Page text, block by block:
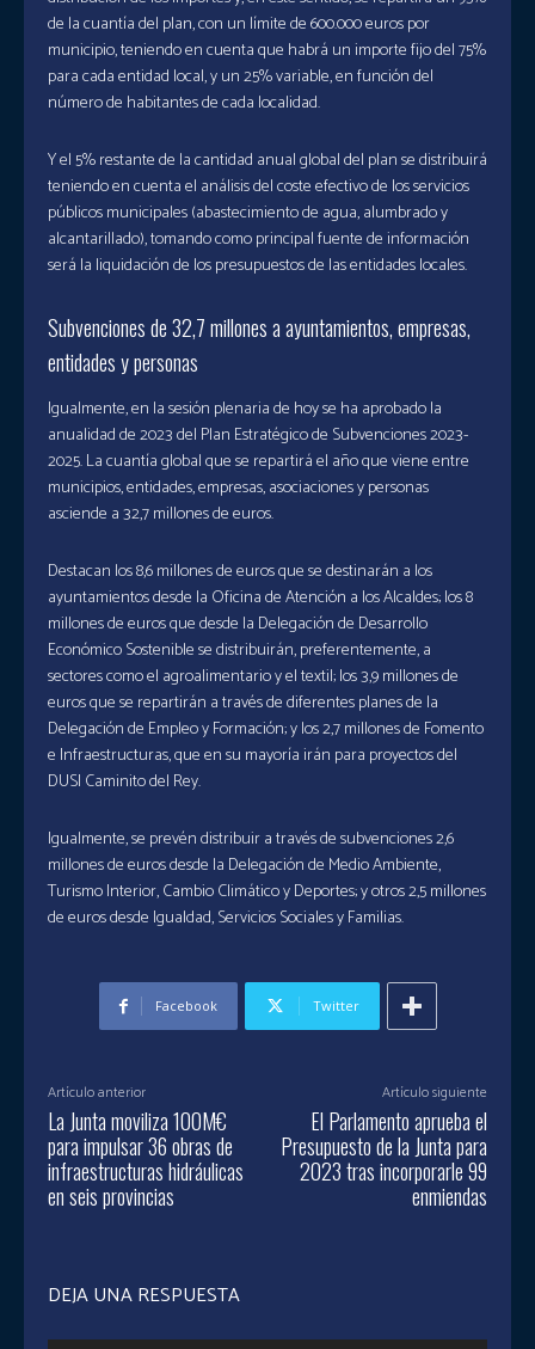
de la cuantía del plan, con un límite de 600.000 euros por
municipio, teniendo en cuenta que habrá un importe fijo del 75%
para cada entidad local, y un 25% variable, en función del
número de habitantes de cada localidad.
Y el 5% restante de la cantidad anual global del plan se distribuirá
teniendo en cuenta el análisis del coste efectivo de los servicios
públicos municipales (abastecimiento de agua, alumbrado y
alcantarillado), tomando como principal fuente de información
será la liquidación de los presupuestos de las entidades locales.
Subvenciones de 32,7 millones a ayuntamientos, empresas,
entidades y personas
Igualmente, en la sesión plenaria de hoy se ha aprobado la
anualidad de 2023 del Plan Estratégico de Subvenciones 2023-
2025. La cuantía global que se repartirá el año que viene entre
municipios, entidades, empresas, asociaciones y personas
asciende a 32,7 millones de euros.
Destacan los 8,6 millones de euros que se destinarán a los
ayuntamientos desde la Oficina de Atención a los Alcaldes; los 8
millones de euros que desde la Delegación de Desarrollo
Económico Sostenible se distribuirán, preferentemente, a
sectores como el agroalimentario y el textil; los 3,9 millones de
euros que se repartirán a través de diferentes planes de la
Delegación de Empleo y Formación; y los 2,7 millones de Fomento
e Infraestructuras, que en su mayoría irán para proyectos del
DUSI Caminito del Rey.
Igualmente, se prevén distribuir a través de subvenciones 2,6
millones de euros desde la Delegación de Medio Ambiente,
Turismo Interior, Cambio Climático y Deportes; y otros 2,5 millones
de euros desde Igualdad, Servicios Sociales y Familias.
Facebook Twitter
Artículo anterior
La Junta moviliza 100M€
para impulsar 36 obras de
infraestructuras hidráulicas
en seis provincias
Artículo siguiente
El Parlamento aprueba el
Presupuesto de la Junta para
2023 tras incorporarle 99
enmiendas
DEJA UNA RESPUESTA